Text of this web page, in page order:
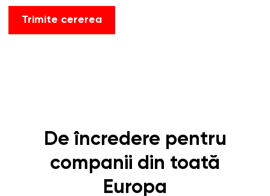
De încredere pentru
companii din toată
Europa